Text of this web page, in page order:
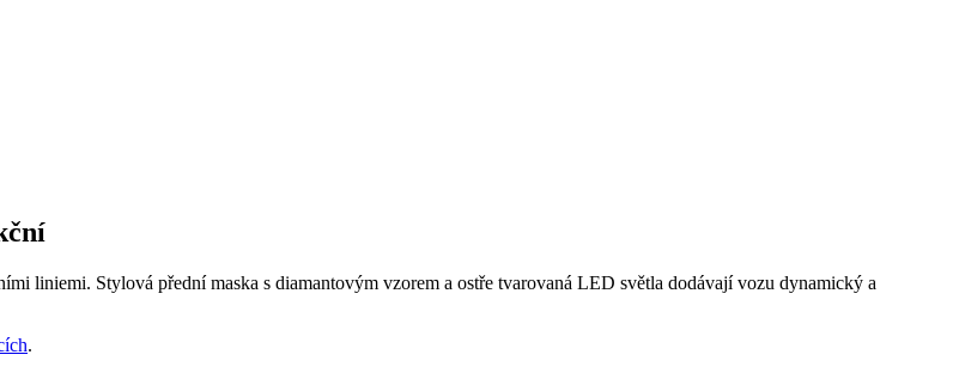
liniemi. Stylová přední maska s diamantovým vzorem a ostře tvarovaná LED světla dodávají vozu dynamický a
.